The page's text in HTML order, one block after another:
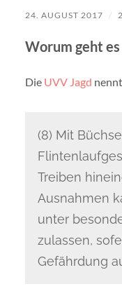
24. AUGUST 2017 /
Worum geht es
Die UVV Jagd
(8) Mit
Treiben
Ausnahmen
unter
zulassen,
Gefährdung